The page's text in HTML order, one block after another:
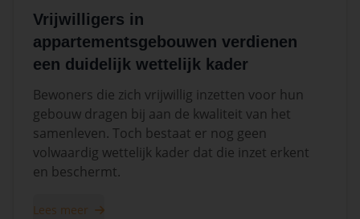
Vrijwilligers in
appartementsgebouwen verdienen
een duidelijk wettelijk kader
Bewoners die zich vrijwillig inzetten voor hun
gebouw dragen bij aan de kwaliteit van het
samenleven. Toch bestaat er nog geen
volwaardig wettelijk kader dat die inzet erkent
en beschermt.
Lees meer